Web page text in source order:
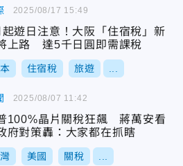
起遊日注意！大阪「住宿稅」新
上路 達5千日圓即需課稅
住宿稅 旅遊
2025/08/17 15:49
100%晶片關稅狂飆 蔣萬安看
府對策轟：大家都在抓瞎
美國 關稅
2025/08/07 11:42